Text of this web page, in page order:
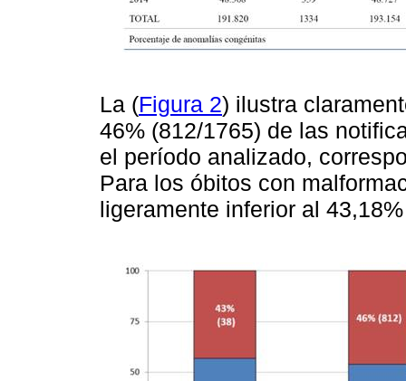
La (Figura 2) ilustra
46% (812/1765) de las
el período analizado,
Para los óbitos con
ligeramente inferior al